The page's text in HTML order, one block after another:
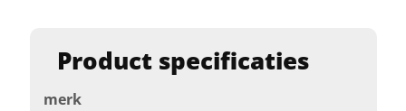
Product specificaties
merk